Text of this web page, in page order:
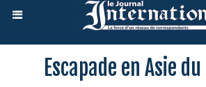
Escapade en Asie